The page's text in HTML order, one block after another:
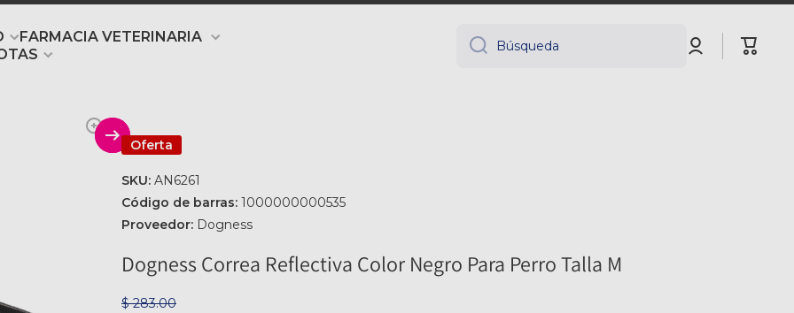
FARMACIA VETERINARIA
Búsqueda
Iniciar
sesión
Carrito
Oferta
SKU: AN6261
Código de barras:1000000000535
Proveedor:Dogness
Dogness Correa Reflectiva Color Negro Para Perro Talla M
$ 283.00